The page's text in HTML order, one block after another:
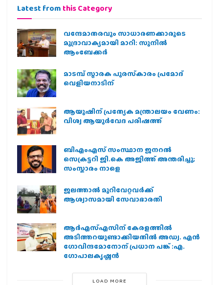
Latest from this Category
വന്ദേമാതരവും സാധാരണക്കാരുടെ
മുദ്രാവാക്യമായി മാറി: സുനിൽ
ആംബേക്കർ
മാടമ്പ് സ്മാരക പുരസ്‌കാരം പ്രമോദ്
വെളിയനാടിന്
ആയുഷിന് പ്രത്യേക മന്ത്രാലയം വേണം:
വിശ്വ ആയുര്‍വേദ പരിഷത്ത്
ബിഎംഎസ് സംസ്ഥാന ജനറൽ
സെക്രട്ടറി ജി.കെ അജിത്ത് അന്തരിച്ചു;
സംസ്കാരം നാളെ
ജലത്താല്‍ മുറിവേറ്റവര്‍ക്ക്
ആശ്വാസമായി സേവാഭാരതി
ആര്‍എസ്എസിന് കേരളത്തില്‍
അടിത്തറയുണ്ടാക്കിയതില്‍ അഡ്വ. എന്‍
ഗോവിന്ദമോനോന് പ്രധാന പങ്ക് :എ.
ഗോപാലകൃഷ്ണന്‍
LOAD MORE